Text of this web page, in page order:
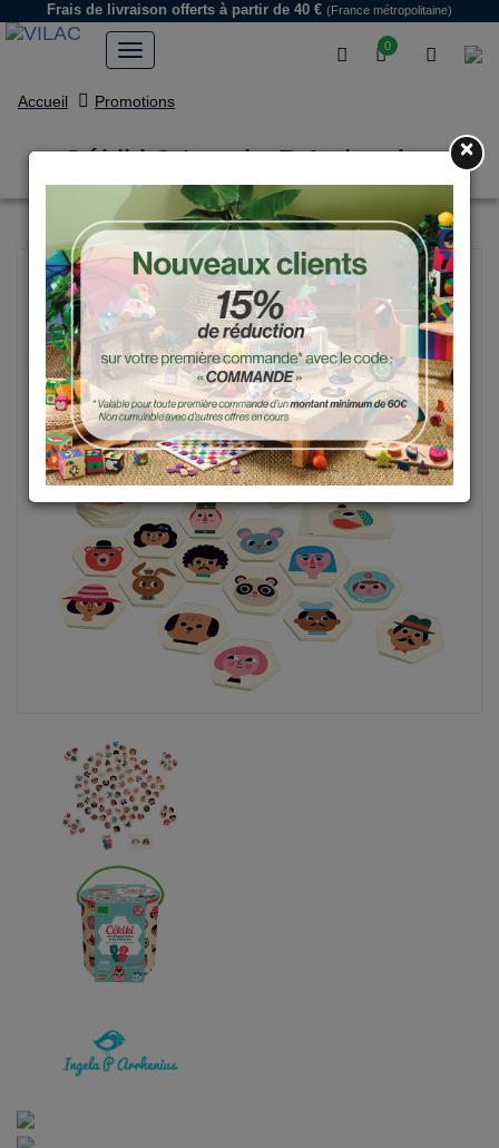
0
Frais de livraison offerts à partir de 40 € (France métropolitaine)
Accueil Promotions
Cékiki ? Ingela P.Arrhenius ×